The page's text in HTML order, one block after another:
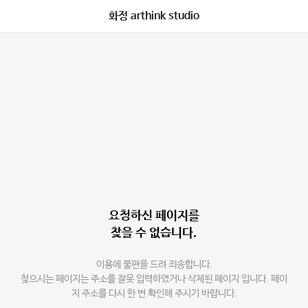
화정 arthink studio
요청하신 페이지를
찾을 수 없습니다.
이용에 불편을 드려 죄송합니다.
찾으시는 페이지는 주소를 잘못 입력하였거나 삭제된 페이지 입니다. 페이
지 주소를 다시 한 번 확인해 주시기 바랍니다.